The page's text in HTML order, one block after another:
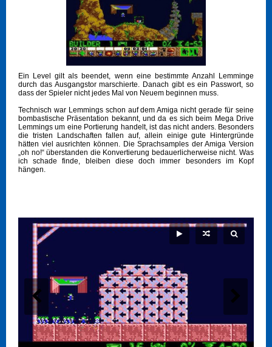
Ein Level gilt als beendet, wenn eine bestimmte Anzahl Lemminge
durch das Ausgangstor marschierte. Danach gibt es ein Passwort, so
dass der Spieler nicht jedes Mal von Neuem beginnen muss.
Technisch war Lemmings schon auf dem Amiga nicht gerade für seine
bombastische Präsentation bekannt, und da es sich beim Mega Drive
Lemmings um eine Portierung handelt, ist das nicht anders. Besonders
die tristen Landschaften fallen auf, allein einige gute Hintergründe
hätten viel ausrichten können. Die Sprachsamples der Amiga Version
„oh no!“ überstanden die Konvertierung bedauerlicherweise nicht. Was
ich schade finde, bleiben diese doch immer besonders im Kopf
hängen.